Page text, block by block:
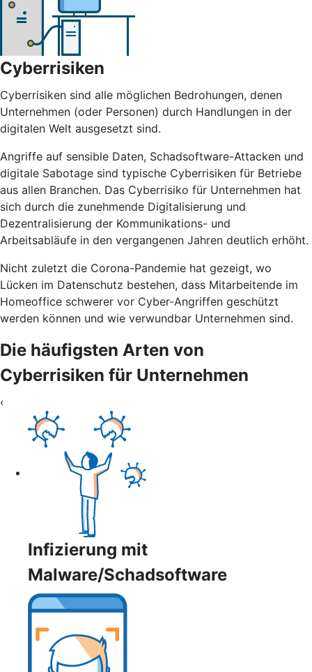
Cyberrisiken
Cyberrisiken sind alle möglichen Bedrohungen, denen
Unternehmen (oder Personen) durch Handlungen in der
digitalen Welt ausgesetzt sind.
Angriffe auf sensible Daten, Schadsoftware-Attacken und
digitale Sabotage sind typische Cyberrisiken für Betriebe
aus allen Branchen. Das Cyberrisiko für Unternehmen hat
sich durch die zunehmende Digitalisierung und
Dezentralisierung der Kommunikations- und
Arbeitsabläufe in den vergangenen Jahren deutlich erhöht.
Nicht zuletzt die Corona-Pandemie hat gezeigt, wo
Lücken im Datenschutz bestehen, dass Mitarbeitende im
Homeoffice schwerer vor Cyber-Angriffen geschützt
werden können und wie verwundbar Unternehmen sind.
Die häufigsten Arten von
Cyberrisiken für Unternehmen
‹
Infizierung mit
Malware/Schadsoftware